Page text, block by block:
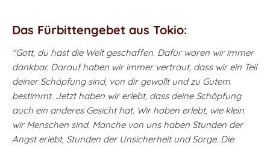
Das Fürbittengebet aus Tokio:
"Gott, du hast die Welt geschaffen. Dafür waren wir immer
dankbar. Darauf haben wir immer vertraut, dass wir ein Teil
deiner Schöpfung sind, von dir gewollt und zu Gutem
bestimmt. Jetzt haben wir erlebt, dass deine Schöpfung
auch ein anderes Gesicht hat. Wir haben erlebt, wie klein
wir Menschen sind. Manche von uns haben Stunden der
Angst erlebt, Stunden der Unsicherheit und Sorge. Die